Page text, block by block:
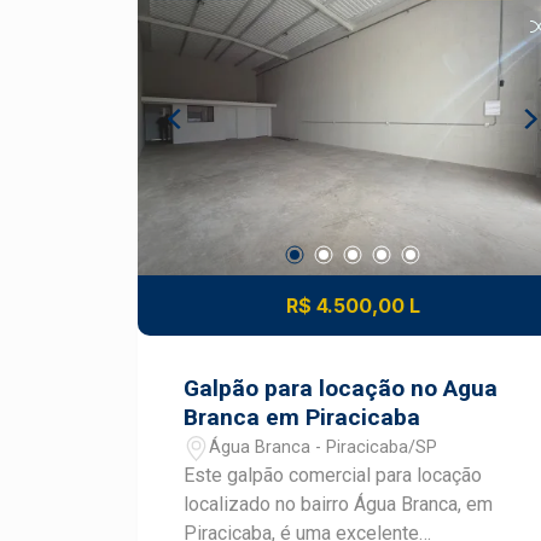
R$ 4.500,00 L
Galpão para locação no Agua
Branca em Piracicaba
Água Branca - Piracicaba/SP
Este galpão comercial para locação
localizado no bairro Água Branca, em
Piracicaba, é uma excelente